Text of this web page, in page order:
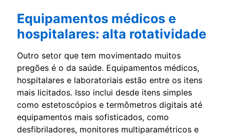
Equipamentos médicos e
hospitalares: alta rotatividade
Outro setor que tem movimentado muitos
pregões é o da saúde. Equipamentos médicos,
hospitalares e laboratoriais estão entre os itens
mais licitados. Isso inclui desde itens simples
como estetoscópios e termômetros digitais até
equipamentos mais sofisticados, como
desfibriladores, monitores multiparamétricos e